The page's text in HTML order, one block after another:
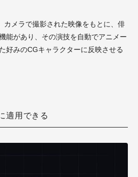
カメラで撮影された映像をもとに、俳
能があり、その演技を自動でアニメー
好みのCGキャラクターに反映させる
適用できる